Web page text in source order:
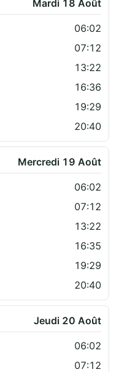
Mardi 18 Août
06:02
07:12
13:22
16:36
19:29
20:40
Mercredi 19 Août
06:02
07:12
13:22
16:35
19:29
20:40
Jeudi 20 Août
06:02
07:12